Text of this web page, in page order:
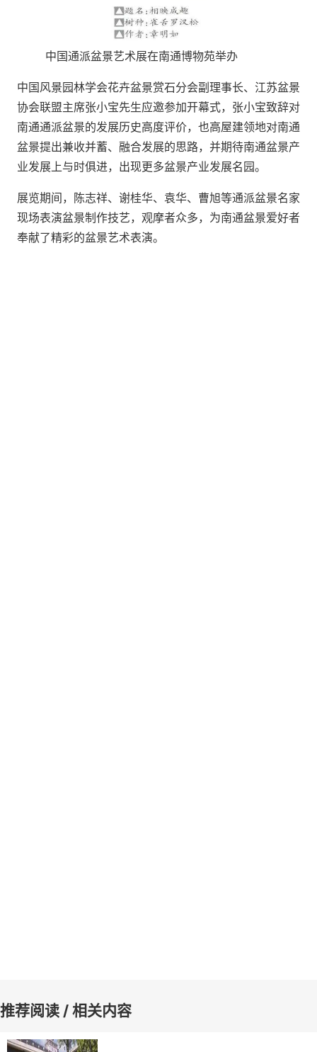
中国通派盆景艺术展在南通博物苑举办
中国风景园林学会花卉盆景赏石分会副理事长、江苏盆景
协会联盟主席张小宝先生应邀参加开幕式，张小宝致辞对
南通通派盆景的发展历史高度评价，也高屋建领地对南通
盆景提出兼收并蓄、融合发展的思路，并期待南通盆景产
业发展上与时俱进，出现更多盆景产业发展名园。
展览期间，陈志祥、谢桂华、袁华、曹旭等通派盆景名家
现场表演盆景制作技艺，观摩者众多，为南通盆景爱好者
奉献了精彩的盆景艺术表演。
推荐阅读 / 相关内容